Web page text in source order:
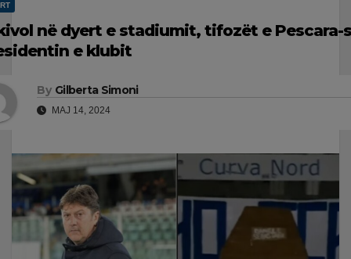
në dyert e stadiumit, tifozët e Pescara-
e klubit
By Gilberta Simoni
MAJ 14, 2024